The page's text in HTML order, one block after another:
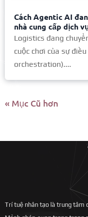
Cách Agentic AI
nhà cung cấp dịch
Logistics đang
cuộc chơi của sự
orchestration)....
« Mục Cũ hơn
Trí tuệ nhân tạo là trung tâm